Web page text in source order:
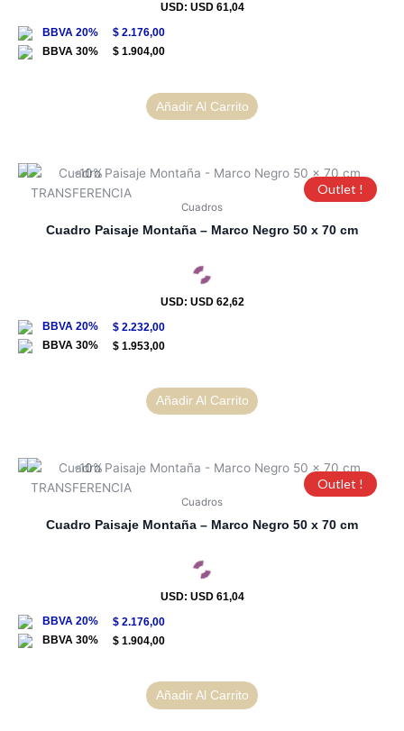
USD: USD 61,04
$ 2.176,00
$ 1.904,00
Añadir Al Carrito
Outlet !
Cuadros
Cuadro Paisaje Montaña – Marco Negro 50 x 70 cm
USD: USD 62,62
$ 2.232,00
$ 1.953,00
Añadir Al Carrito
Outlet !
Cuadros
Cuadro Paisaje Montaña – Marco Negro 50 x 70 cm
USD: USD 61,04
$ 2.176,00
$ 1.904,00
Añadir Al Carrito